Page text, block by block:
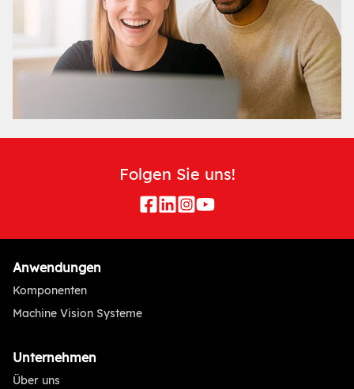
Folgen Sie uns!
Anwendungen
Komponenten
Machine Vision Systeme
Unternehmen
Über uns